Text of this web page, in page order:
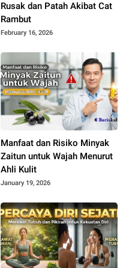
Rusak dan Patah Akibat Cat
Rambut
February 16, 2026
Manfaat dan Risiko Minyak
Zaitun untuk Wajah Menurut
Ahli Kulit
January 19, 2026